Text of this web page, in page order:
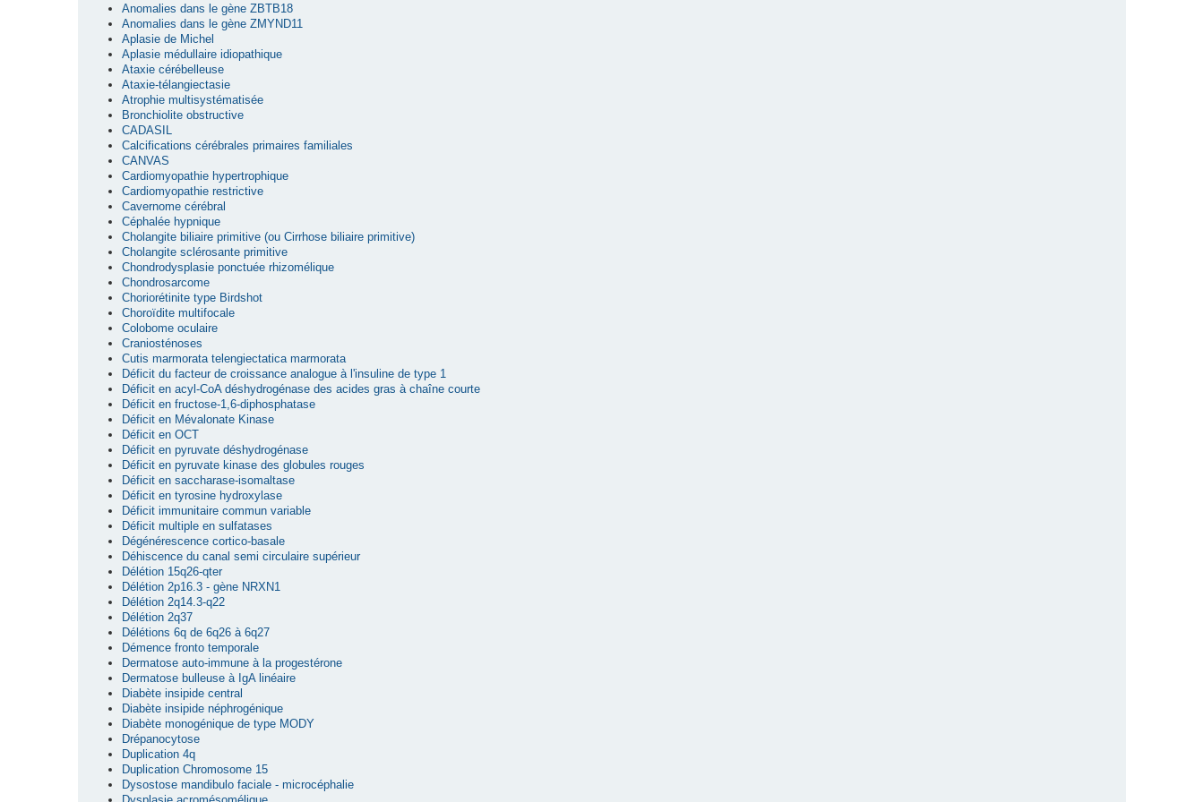
Anomalies dans le gène ZBTB18
Anomalies dans le gène ZMYND11
Aplasie de Michel
Aplasie médullaire idiopathique
Ataxie cérébelleuse
Ataxie-télangiectasie
Atrophie multisystématisée
Bronchiolite obstructive
CADASIL
Calcifications cérébrales primaires familiales
CANVAS
Cardiomyopathie hypertrophique
Cardiomyopathie restrictive
Cavernome cérébral
Céphalée hypnique
Cholangite biliaire primitive (ou Cirrhose biliaire primitive)
Cholangite sclérosante primitive
Chondrodysplasie ponctuée rhizomélique
Chondrosarcome
Choriorétinite type Birdshot
Choroïdite multifocale
Colobome oculaire
Craniosténoses
Cutis marmorata telengiectatica marmorata
Déficit du facteur de croissance analogue à l'insuline de type 1
Déficit en acyl-CoA déshydrogénase des acides gras à chaîne courte
Déficit en fructose-1,6-diphosphatase
Déficit en Mévalonate Kinase
Déficit en OCT
Déficit en pyruvate déshydrogénase
Déficit en pyruvate kinase des globules rouges
Déficit en saccharase-isomaltase
Déficit en tyrosine hydroxylase
Déficit immunitaire commun variable
Déficit multiple en sulfatases
Dégénérescence cortico-basale
Déhiscence du canal semi circulaire supérieur
Délétion 15q26-qter
Délétion 2p16.3 - gène NRXN1
Délétion 2q14.3-q22
Délétion 2q37
Délétions 6q de 6q26 à 6q27
Démence fronto temporale
Dermatose auto-immune à la progestérone
Dermatose bulleuse à IgA linéaire
Diabète insipide central
Diabète insipide néphrogénique
Diabète monogénique de type MODY
Drépanocytose
Duplication 4q
Duplication Chromosome 15
Dysostose mandibulo faciale - microcéphalie